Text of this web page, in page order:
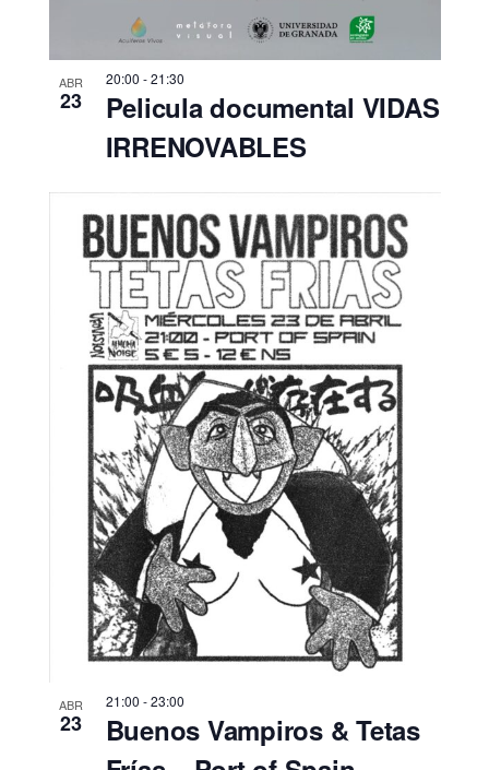
ABR
23
20:00 -21:30
Pelicula documental VIDAS
IRRENOVABLES
ABR
23
21:00 -23:00
Buenos Vampiros & Tetas